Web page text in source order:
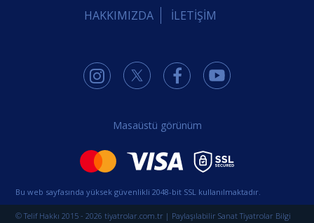
HAKKIMIZDA İLETİŞİM
Masaüstü görünüm
Bu web sayfasında yüksek güvenlikli 2048-bit SSL kullanılmaktadır.
© Telif Hakkı 2015 - 2026 tiyatrolar.com.tr | Paylaşılabilir Sanat Tiyatrolar Bilgi